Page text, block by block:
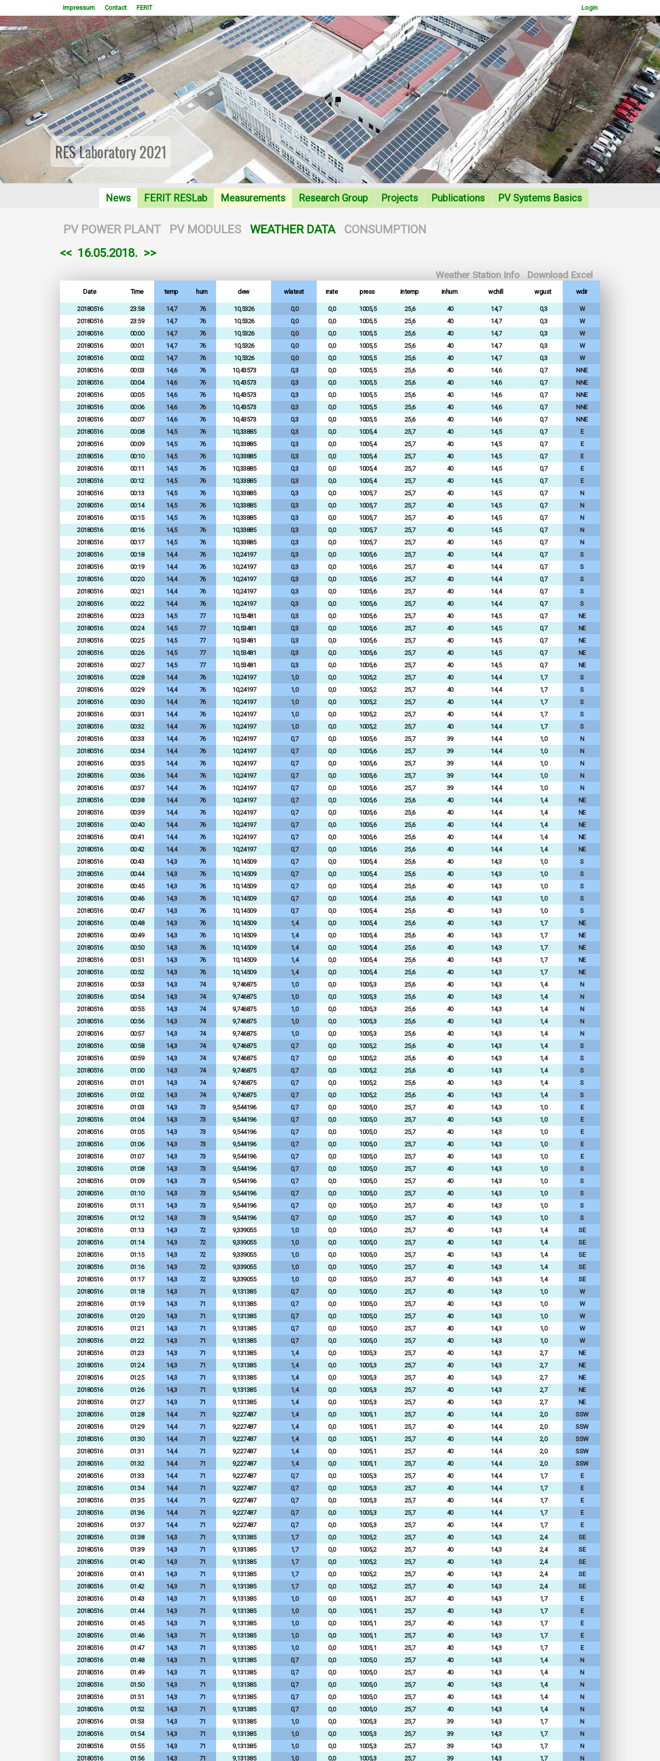
Impressum Contact FERIT Login
WOWSlider.com
RES Laboratory 2021
News FERIT RESLab Measurements Research Group Projects Publications PV Systems Basics
PV POWER PLANT PV MODULES WEATHER DATA
CONSUMPTION
<< 16.05.2018. >>
Download Excel
Weather Station Info
Date Time temp hum dew wlatest rrate press intemp inhum wchill wgust wdir
20180516 23:58 14,7 76 10,5326 0,0 0,0 1005,5 25,6 40 14,7 0,3
W
20180516
23:59 14,7 76 10,5326 0,0 0,0 1005,5 25,6 40 14,7 0,3
W
20180516
00:00 14,7 76 10,5326 0,0 0,0 1005,5 25,6 40 14,7 0,3
W
20180516
00:01 14,7 76 10,5326 0,0 0,0 1005,5 25,6 40 14,7 0,3
W
20180516
00:02 14,7 76 10,5326 0,0 0,0 1005,5 25,6 40 14,7 0,3
W
20180516
00:03 14,6 76 10,43573 0,3 0,0 1005,5 25,6 40 14,6 0,7
NNE
20180516
00:04 14,6 76 10,43573 0,3 0,0 1005,5 25,6 40 14,6 0,7
NNE
20180516
00:05 14,6 76 10,43573 0,3 0,0 1005,5 25,6 40 14,6 0,7
NNE
20180516
00:06 14,6 76 10,43573 0,3 0,0 1005,5 25,6 40 14,6 0,7
NNE
20180516
00:07 14,6 76 10,43573 0,3 0,0 1005,5 25,6 40 14,6 0,7
NNE
20180516
00:08 14,5 76 10,33885 0,3 0,0 1005,4 25,7 40 14,5 0,7
E
20180516
00:09 14,5 76 10,33885 0,3 0,0 1005,4 25,7 40 14,5 0,7
E
20180516
00:10 14,5 76 10,33885 0,3 0,0 1005,4 25,7 40 14,5 0,7
E
20180516
00:11 14,5 76 10,33885 0,3 0,0 1005,4 25,7 40 14,5 0,7
E
20180516
00:12 14,5 76 10,33885 0,3 0,0 1005,4 25,7 40 14,5 0,7
E
20180516
00:13 14,5 76 10,33885 0,3 0,0 1005,7 25,7 40 14,5 0,7
N
20180516
00:14 14,5 76 10,33885 0,3 0,0 1005,7 25,7 40 14,5 0,7
N
20180516
00:15 14,5 76 10,33885 0,3 0,0 1005,7 25,7 40 14,5 0,7
N
20180516
00:16 14,5 76 10,33885 0,3 0,0 1005,7 25,7 40 14,5 0,7
N
20180516
00:17 14,5 76 10,33885 0,3 0,0 1005,7 25,7 40 14,5 0,7
N
20180516
00:18 14,4 76 10,24197 0,3 0,0 1005,6 25,7 40 14,4 0,7
S
20180516
00:19 14,4 76 10,24197 0,3 0,0 1005,6 25,7 40 14,4 0,7
S
20180516
00:20 14,4 76 10,24197 0,3 0,0 1005,6 25,7 40 14,4 0,7
S
20180516
00:21 14,4 76 10,24197 0,3 0,0 1005,6 25,7 40 14,4 0,7
S
20180516
00:22 14,4 76 10,24197 0,3 0,0 1005,6 25,7 40 14,4 0,7
S
20180516
00:23 14,5 77 10,53481 0,3 0,0 1005,6 25,7 40 14,5 0,7
NE
20180516
00:24 14,5 77 10,53481 0,3 0,0 1005,6 25,7 40 14,5 0,7
NE
20180516
00:25 14,5 77 10,53481 0,3 0,0 1005,6 25,7 40 14,5 0,7
NE
20180516
00:26 14,5 77 10,53481 0,3 0,0 1005,6 25,7 40 14,5 0,7
NE
20180516
00:27 14,5 77 10,53481 0,3 0,0 1005,6 25,7 40 14,5 0,7
NE
20180516
00:28 14,4 76 10,24197 1,0 0,0 1005,2 25,7 40 14,4 1,7
S
20180516
00:29 14,4 76 10,24197 1,0 0,0 1005,2 25,7 40 14,4 1,7
S
20180516
00:30 14,4 76 10,24197 1,0 0,0 1005,2 25,7 40 14,4 1,7
S
20180516
00:31 14,4 76 10,24197 1,0 0,0 1005,2 25,7 40 14,4 1,7
S
20180516
00:32 14,4 76 10,24197 1,0 0,0 1005,2 25,7 40 14,4 1,7
S
20180516
00:33 14,4 76 10,24197 0,7 0,0 1005,6 25,7 39 14,4 1,0
N
20180516
00:34 14,4 76 10,24197 0,7 0,0 1005,6 25,7 39 14,4 1,0
N
20180516
00:35 14,4 76 10,24197 0,7 0,0 1005,6 25,7 39 14,4 1,0
N
20180516
00:36 14,4 76 10,24197 0,7 0,0 1005,6 25,7 39 14,4 1,0
N
20180516
00:37 14,4 76 10,24197 0,7 0,0 1005,6 25,7 39 14,4 1,0
N
20180516
00:38 14,4 76 10,24197 0,7 0,0 1005,6 25,6 40 14,4 1,4
NE
20180516
00:39 14,4 76 10,24197 0,7 0,0 1005,6 25,6 40 14,4 1,4
NE
20180516
00:40 14,4 76 10,24197 0,7 0,0 1005,6 25,6 40 14,4 1,4
NE
20180516
00:41 14,4 76 10,24197 0,7 0,0 1005,6 25,6 40 14,4 1,4
NE
20180516
00:42 14,4 76 10,24197 0,7 0,0 1005,6 25,6 40 14,4 1,4
NE
20180516
00:43 14,3 76 10,14509 0,7 0,0 1005,4 25,6 40 14,3 1,0
S
20180516
00:44 14,3 76 10,14509 0,7 0,0 1005,4 25,6 40 14,3 1,0
S
20180516
00:45 14,3 76 10,14509 0,7 0,0 1005,4 25,6 40 14,3 1,0
S
20180516
00:46 14,3 76 10,14509 0,7 0,0 1005,4 25,6 40 14,3 1,0
S
20180516
00:47 14,3 76 10,14509 0,7 0,0 1005,4 25,6 40 14,3 1,0
S
20180516
00:48 14,3 76 10,14509 1,4 0,0 1005,4 25,6 40 14,3 1,7
NE
20180516
00:49 14,3 76 10,14509 1,4 0,0 1005,4 25,6 40 14,3 1,7
NE
20180516
00:50 14,3 76 10,14509 1,4 0,0 1005,4 25,6 40 14,3 1,7
NE
20180516
00:51 14,3 76 10,14509 1,4 0,0 1005,4 25,6 40 14,3 1,7
NE
20180516
00:52 14,3 76 10,14509 1,4 0,0 1005,4 25,6 40 14,3 1,7
NE
20180516
00:53 14,3 74 9,746875 1,0 0,0 1005,3 25,6 40 14,3 1,4
N
20180516
00:54 14,3 74 9,746875 1,0 0,0 1005,3 25,6 40 14,3 1,4
N
20180516
00:55 14,3 74 9,746875 1,0 0,0 1005,3 25,6 40 14,3 1,4
N
20180516
00:56 14,3 74 9,746875 1,0 0,0 1005,3 25,6 40 14,3 1,4
N
20180516
00:57 14,3 74 9,746875 1,0 0,0 1005,3 25,6 40 14,3 1,4
N
20180516
00:58 14,3 74 9,746875 0,7 0,0 1005,2 25,6 40 14,3 1,4
S
20180516
00:59 14,3 74 9,746875 0,7 0,0 1005,2 25,6 40 14,3 1,4
S
20180516
01:00 14,3 74 9,746875 0,7 0,0 1005,2 25,6 40 14,3 1,4
S
20180516
01:01 14,3 74 9,746875 0,7 0,0 1005,2 25,6 40 14,3 1,4
S
20180516
01:02 14,3 74 9,746875 0,7 0,0 1005,2 25,6 40 14,3 1,4
S
20180516
01:03 14,3 73 9,544196 0,7 0,0 1005,0 25,7 40 14,3 1,0
E
20180516
01:04 14,3 73 9,544196 0,7 0,0 1005,0 25,7 40 14,3 1,0
E
20180516
01:05 14,3 73 9,544196 0,7 0,0 1005,0 25,7 40 14,3 1,0
E
20180516
01:06 14,3 73 9,544196 0,7 0,0 1005,0 25,7 40 14,3 1,0
E
20180516
01:07 14,3 73 9,544196 0,7 0,0 1005,0 25,7 40 14,3 1,0
E
20180516
01:08 14,3 73 9,544196 0,7 0,0 1005,0 25,7 40 14,3 1,0
S
20180516
01:09 14,3 73 9,544196 0,7 0,0 1005,0 25,7 40 14,3 1,0
S
20180516
01:10 14,3 73 9,544196 0,7 0,0 1005,0 25,7 40 14,3 1,0
S
20180516
01:11 14,3 73 9,544196 0,7 0,0 1005,0 25,7 40 14,3 1,0
S
20180516
01:12 14,3 73 9,544196 0,7 0,0 1005,0 25,7 40 14,3 1,0
S
20180516
01:13 14,3 72 9,339055 1,0 0,0 1005,0 25,7 40 14,3 1,4
SE
20180516
01:14 14,3 72 9,339055 1,0 0,0 1005,0 25,7 40 14,3 1,4
SE
20180516
01:15 14,3 72 9,339055 1,0 0,0 1005,0 25,7 40 14,3 1,4
SE
20180516
01:16 14,3 72 9,339055 1,0 0,0 1005,0 25,7 40 14,3 1,4
SE
20180516
01:17 14,3 72 9,339055 1,0 0,0 1005,0 25,7 40 14,3 1,4
SE
20180516
01:18 14,3 71 9,131385 0,7 0,0 1005,0 25,7 40 14,3 1,0
W
20180516
01:19 14,3 71 9,131385 0,7 0,0 1005,0 25,7 40 14,3 1,0
W
20180516
01:20 14,3 71 9,131385 0,7 0,0 1005,0 25,7 40 14,3 1,0
W
20180516
01:21 14,3 71 9,131385 0,7 0,0 1005,0 25,7 40 14,3 1,0
W
20180516
01:22 14,3 71 9,131385 0,7 0,0 1005,0 25,7 40 14,3 1,0
W
20180516
01:23 14,3 71 9,131385 1,4 0,0 1005,3 25,7 40 14,3 2,7
NE
20180516
01:24 14,3 71 9,131385 1,4 0,0 1005,3 25,7 40 14,3 2,7
NE
20180516
01:25 14,3 71 9,131385 1,4 0,0 1005,3 25,7 40 14,3 2,7
NE
20180516
01:26 14,3 71 9,131385 1,4 0,0 1005,3 25,7 40 14,3 2,7
NE
20180516
01:27 14,3 71 9,131385 1,4 0,0 1005,3 25,7 40 14,3 2,7
NE
20180516
01:28 14,4 71 9,227487 1,4 0,0 1005,1 25,7 40 14,4 2,0
SSW
20180516
01:29 14,4 71 9,227487 1,4 0,0 1005,1 25,7 40 14,4 2,0
SSW
20180516
01:30 14,4 71 9,227487 1,4 0,0 1005,1 25,7 40 14,4 2,0
SSW
20180516
01:31 14,4 71 9,227487 1,4 0,0 1005,1 25,7 40 14,4 2,0
SSW
20180516
01:32 14,4 71 9,227487 1,4 0,0 1005,1 25,7 40 14,4 2,0
SSW
20180516
01:33 14,4 71 9,227487 0,7 0,0 1005,3 25,7 40 14,4 1,7
E
20180516
01:34 14,4 71 9,227487 0,7 0,0 1005,3 25,7 40 14,4 1,7
E
20180516
01:35 14,4 71 9,227487 0,7 0,0 1005,3 25,7 40 14,4 1,7
E
20180516
01:36 14,4 71 9,227487 0,7 0,0 1005,3 25,7 40 14,4 1,7
E
20180516
01:37 14,4 71 9,227487 0,7 0,0 1005,3 25,7 40 14,4 1,7
E
20180516
01:38 14,3 71 9,131385 1,7 0,0 1005,2 25,7 40 14,3 2,4
SE
20180516
01:39 14,3 71 9,131385 1,7 0,0 1005,2 25,7 40 14,3 2,4
SE
20180516
01:40 14,3 71 9,131385 1,7 0,0 1005,2 25,7 40 14,3 2,4
SE
20180516
01:41 14,3 71 9,131385 1,7 0,0 1005,2 25,7 40 14,3 2,4
SE
20180516
01:42 14,3 71 9,131385 1,7 0,0 1005,2 25,7 40 14,3 2,4
SE
20180516
01:43 14,3 71 9,131385 1,0 0,0 1005,1 25,7 40 14,3 1,7
E
20180516
01:44 14,3 71 9,131385 1,0 0,0 1005,1 25,7 40 14,3 1,7
E
20180516
01:45 14,3 71 9,131385 1,0 0,0 1005,1 25,7 40 14,3 1,7
E
20180516
01:46 14,3 71 9,131385 1,0 0,0 1005,1 25,7 40 14,3 1,7
E
20180516
01:47 14,3 71 9,131385 1,0 0,0 1005,1 25,7 40 14,3 1,7
E
20180516
01:48 14,3 71 9,131385 0,7 0,0 1005,0 25,7 40 14,3 1,4
N
20180516
01:49 14,3 71 9,131385 0,7 0,0 1005,0 25,7 40 14,3 1,4
N
20180516
01:50 14,3 71 9,131385 0,7 0,0 1005,0 25,7 40 14,3 1,4
N
20180516
01:51 14,3 71 9,131385 0,7 0,0 1005,0 25,7 40 14,3 1,4
N
20180516
01:52 14,3 71 9,131385 0,7 0,0 1005,0 25,7 40 14,3 1,4
N
20180516
01:53 14,3 71 9,131385 1,0 0,0 1005,3 25,7 39 14,3 1,7
N
20180516
01:54 14,3 71 9,131385 1,0 0,0 1005,3 25,7 39 14,3 1,7
N
20180516
01:55 14,3 71 9,131385 1,0 0,0 1005,3 25,7 39 14,3 1,7
N
20180516
01:56 14,3 71 9,131385 1,0 0,0 1005,3 25,7 39 14,3 1,7 N